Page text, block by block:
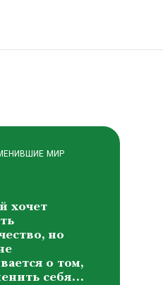
МИР
хочет
но
о том,
себя…